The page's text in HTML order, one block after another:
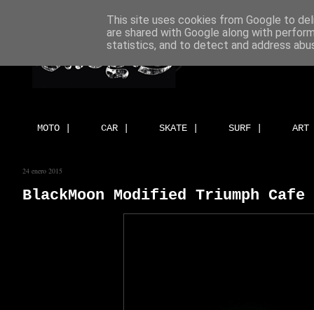
MOTO | CAR | SKATE | SURF |
24 enero 2015
BlackMoon Modified Triumph
This site uses cookies from Google to
are shared with Google along with
statistics, and to detect and address